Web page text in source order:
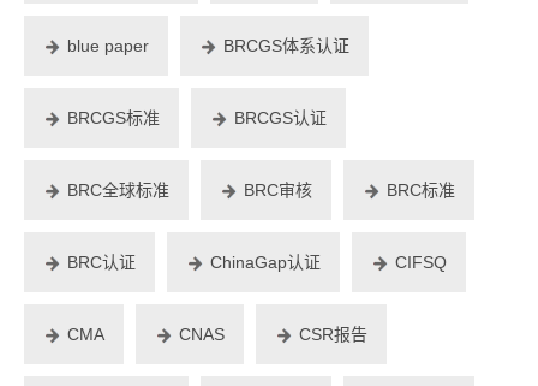
blue paper BRCGS体系认证
BRCGS标准 BRCGS认证
BRC全球标准 BRC审核 BRC标准
BRC认证 ChinaGap认证 CIFSQ
CMA CNAS CSR报告